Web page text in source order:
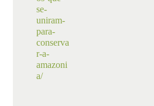
se-
uniram-
para-
conserva
r-a-
amazoni
a/